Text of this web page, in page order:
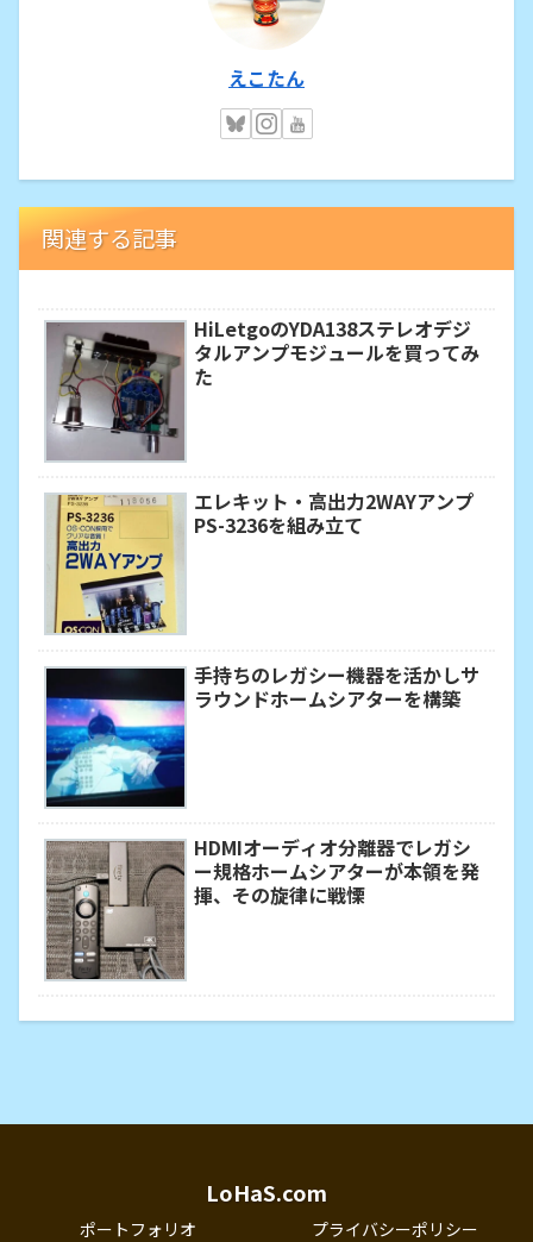
えこたん
関連する記事
HiLetgoのYDA138ステレオデジ
タルアンプモジュールを買ってみ
た
エレキット・高出力2WAYアンプ
PS-3236を組み立て
手持ちのレガシー機器を活かしサ
ラウンドホームシアターを構築
HDMIオーディオ分離器でレガシ
ー規格ホームシアターが本領を発
揮、その旋律に戦慄
LoHaS.com
ポートフォリオ プライバシーポリシー